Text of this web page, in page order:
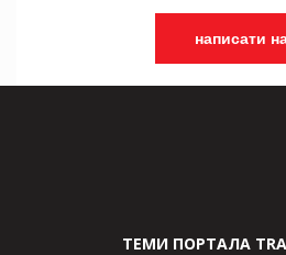
написати
ТЕМИ ПОРТАЛА